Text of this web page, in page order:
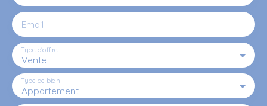
Email
Vente
Type d'offre
Appartement
Type de bien